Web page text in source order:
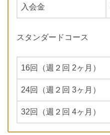
入会金
スタンダードコース
16回（週２回 2ヶ月）
24回（週２回 3ヶ月）
32回（週２回 4ヶ月）